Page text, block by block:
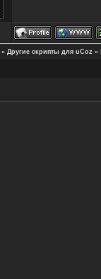
» Другие скрипты для uCoz »